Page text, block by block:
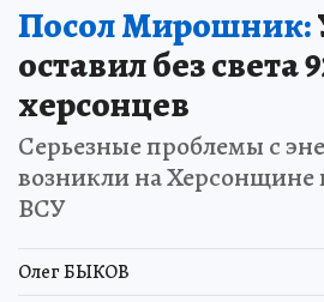
Посол Мирошник:
оставил без света
херсонцев
Серьезные проблемы с
возникли на Херсонщине
ВСУ
Олег БЫКОВ